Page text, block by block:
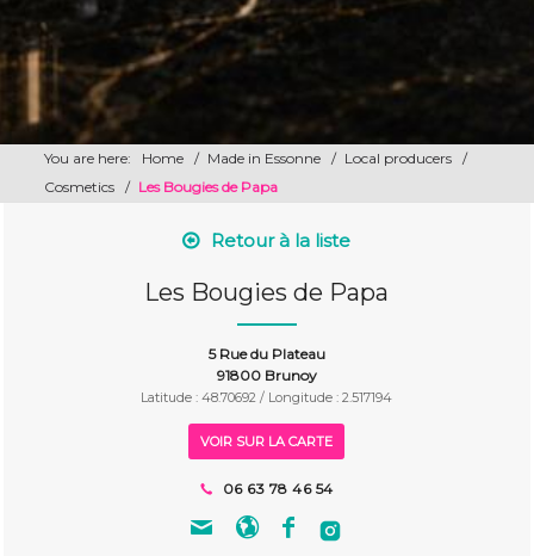
You are here: Home / Made in Essonne / Local producers
/
Cosmetics
/ Les Bougies de Papa
Retour à la liste
Les Bougies de Papa
5 Rue du Plateau
91800 Brunoy
Latitude : 48.70692 / Longitude : 2.517194
VOIR SUR LA CARTE
06 63 78 46 54